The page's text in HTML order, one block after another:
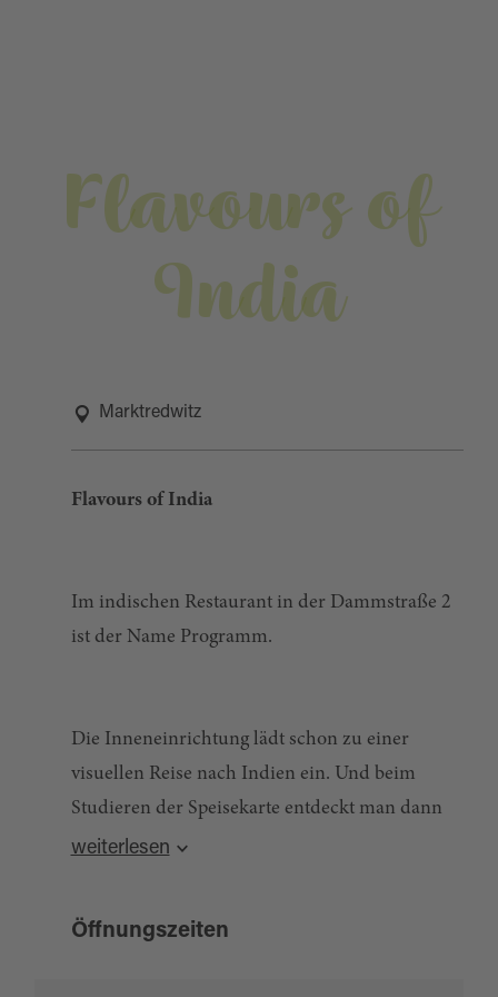
Flavours of
India
Marktredwitz
Flavours of India
Im indischen Restaurant in der Dammstraße 2
ist der Name Programm.
Die Inneneinrichtung lädt schon zu einer
visuellen Reise nach Indien ein. Und beim
Studieren der Speisekarte entdeckt man dann
die vielen verschiedenen Aromen Indiens!
Gastronom Naveen Dahiya serviert in seinem
weiterlesen
Öffnungszeiten